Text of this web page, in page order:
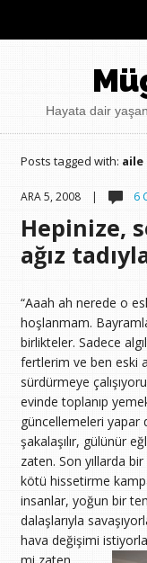
Hayata dair
Posts tagged with: aile
ARA 5, 2008 | 6
Hepinize,
ağız
“Aaah ah nerede o
hoşlanmam.
birlikteler. Sadece
fertlerim ve ben eski
sürdürmeye
evinde toplanıp
güncellemeleri yapar
şakalaşılır, gülünür
zaten. Son yıllarda
kötü hissetirme
insanlar, yoğun bir
dalaşlarıyla
hava değişimi